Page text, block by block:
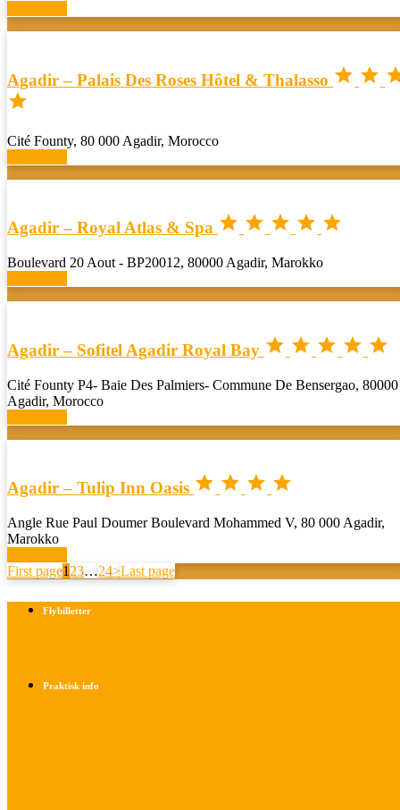
Agadir – Palais Des Roses Hôtel & Thalasso  

Cité Founty, 80 000 Agadir, Morocco
Agadir – Royal Atlas & Spa     
Boulevard 20 Aout - BP20012, 80000 Agadir, Marokko
Agadir – Sofitel Agadir Royal Bay     
Cité Founty P4- Baie Des Palmiers- Commune De Bensergao, 80000
Agadir, Morocco
Agadir – Tulip Inn Oasis    
Angle Rue Paul Doumer Boulevard Mohammed V, 80 000 Agadir,
Marokko
First page1 23…24>Last page
Flybilletter
Praktisk info